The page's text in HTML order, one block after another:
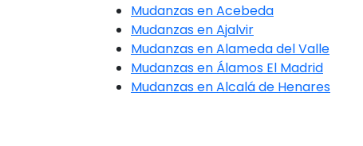
Mudanzas en Acebeda
Mudanzas en Ajalvir
Mudanzas en Alameda del Valle
Mudanzas en Álamos El Madrid
Mudanzas en Alcalá de Henares